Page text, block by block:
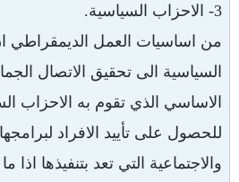
3- الاحزاب السياسية.
من اساسيات العمل الديمقراطي
السياسية الى تحقيق الاتصال
الاساسي الذي تقوم به الاحزاب
للحصول على تأييد الافراد
والاجتماعية التي تعد بتنفيذها